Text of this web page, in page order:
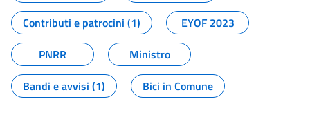
Contributi e patrocini (1)
EYOF 2023
PNRR
Ministro
Bandi e avvisi (1)
Bici in Comune